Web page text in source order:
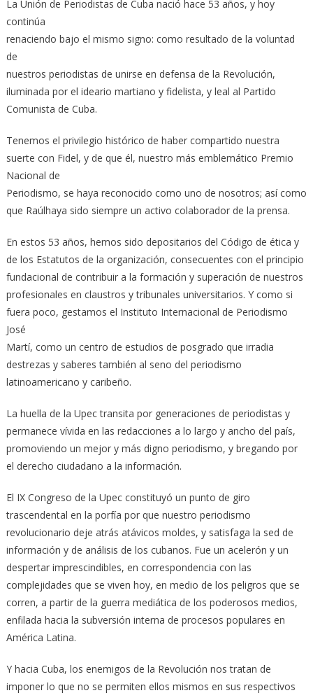
La Unión de Periodistas de Cuba nació hace 53 años, y hoy
continúa
renaciendo bajo el mismo signo: como resultado de la voluntad
de
nuestros periodistas de unirse en defensa de la Revolución,
iluminada por el ideario martiano y fidelista, y leal al Partido
Comunista de Cuba.
Tenemos el privilegio histórico de haber compartido nuestra
suerte con Fidel, y de que él, nuestro más emblemático Premio
Nacional de
Periodismo, se haya reconocido como uno de nosotros; así como
que Raúlhaya sido siempre un activo colaborador de la prensa.
En estos 53 años, hemos sido depositarios del Código de ética y
de los Estatutos de la organización, consecuentes con el principio
fundacional de contribuir a la formación y superación de nuestros
profesionales en claustros y tribunales universitarios. Y como si
fuera poco, gestamos el Instituto Internacional de Periodismo
José
Martí, como un centro de estudios de posgrado que irradia
destrezas y saberes también al seno del periodismo
latinoamericano y caribeño.
La huella de la Upec transita por generaciones de periodistas y
permanece vívida en las redacciones a lo largo y ancho del país,
promoviendo un mejor y más digno periodismo, y bregando por
el derecho ciudadano a la información.
El IX Congreso de la Upec constituyó un punto de giro
trascendental en la porfía por que nuestro periodismo
revolucionario deje atrás atávicos moldes, y satisfaga la sed de
información y de análisis de los cubanos. Fue un acelerón y un
despertar imprescindibles, en correspondencia con las
complejidades que se viven hoy, en medio de los peligros que se
corren, a partir de la guerra mediática de los poderosos medios,
enfilada hacia la subversión interna de procesos populares en
América Latina.
Y hacia Cuba, los enemigos de la Revolución nos tratan de
imponer lo que no se permiten ellos mismos en sus respectivos